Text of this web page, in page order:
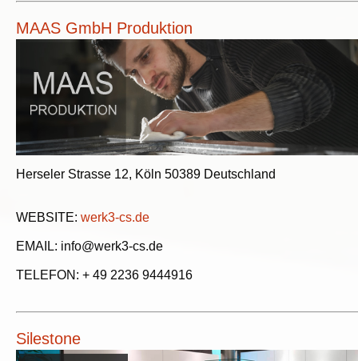
MAAS GmbH Produktion
Herseler Strasse 12, Köln 50389 Deutschland
WEBSITE: werk3-cs.de
EMAIL: info@werk3-cs.de
TELEFON: + 49 2236 9444916
Silestone